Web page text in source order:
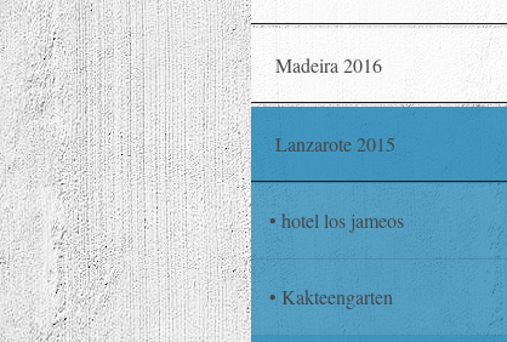
Madeira 2016
Lanzarote 2015
hotel los jameos
Kakteengarten